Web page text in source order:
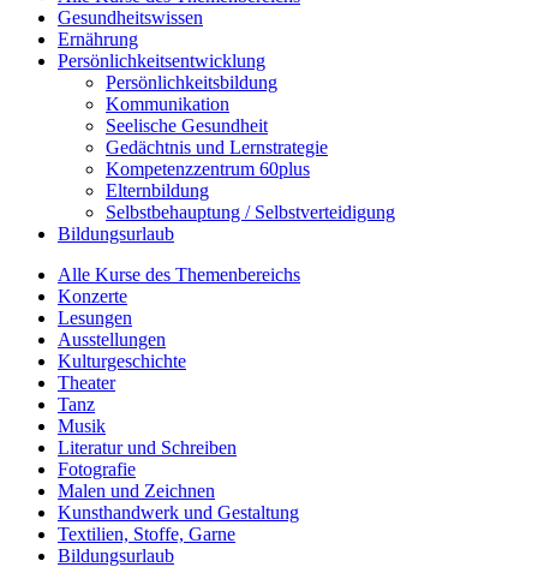
Gesundheitswissen
Ernährung
Persönlichkeitsentwicklung
Persönlichkeitsbildung
Kommunikation
Seelische Gesundheit
Gedächtnis und Lernstrategie
Kompetenzzentrum 60plus
Elternbildung
Selbstbehauptung / Selbstverteidigung
Bildungsurlaub
Alle Kurse des Themenbereichs
Konzerte
Lesungen
Ausstellungen
Kulturgeschichte
Theater
Tanz
Musik
Literatur und Schreiben
Fotografie
Malen und Zeichnen
Kunsthandwerk und Gestaltung
Textilien, Stoffe, Garne
Bildungsurlaub